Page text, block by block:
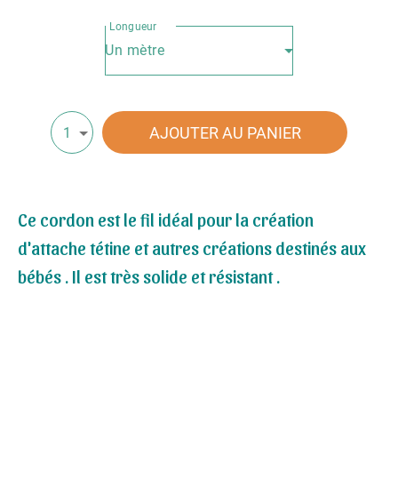
Longueur
Un mètre
1 AJOUTER AU PANIER
Ce cordon est le fil idéal pour la création
d'attache tétine et autres créations destinés aux
bébés . Il est très solide et résistant .